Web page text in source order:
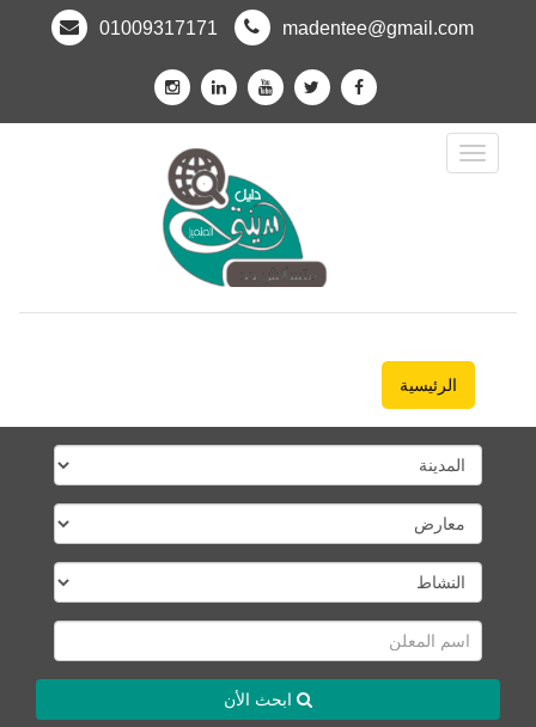
madentee@gmail.com
01009317171
Toggle
Navigation
الرئيسية
ابحث الأن